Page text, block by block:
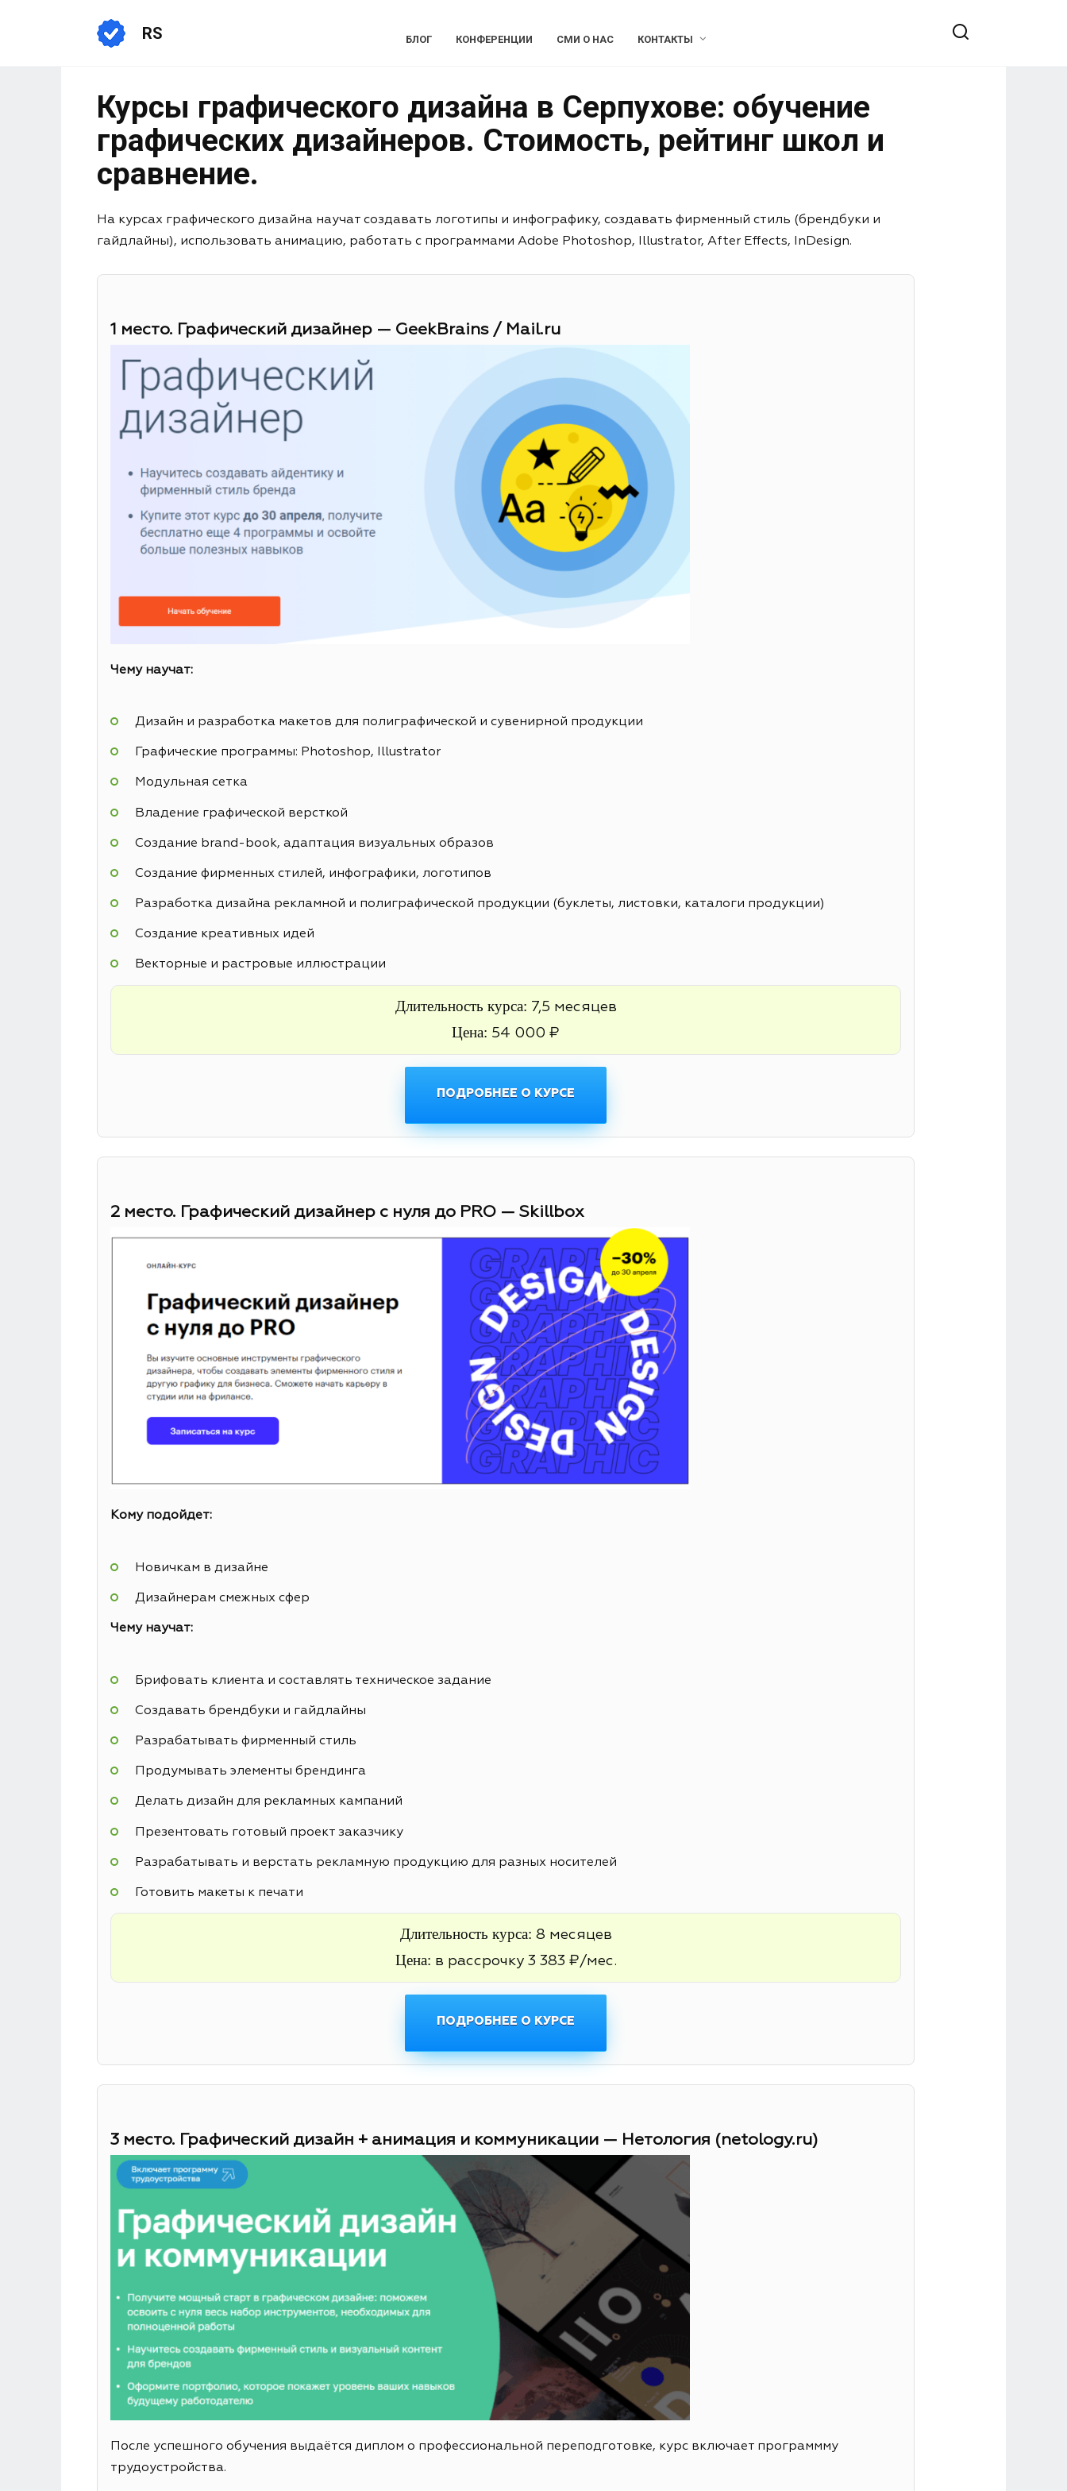
RS БЛОГ КОНФЕРЕНЦИИ СМИ О НАС КОНТАКТЫ
Курсы графического дизайна в Серпухове: обучение
графических дизайнеров. Стоимость, рейтинг школ и
сравнение.
На курсах графического дизайна научат создавать логотипы и инфографику, создавать фирменный стиль (брендбуки и
гайдлайны), использовать анимацию, работать с программами Adobe Photoshop, Illustrator, After Effects, InDesign.
1 место. Графический дизайнер — GeekBrains / Mail.ru
Чему научат:
Дизайн и разработка макетов для полиграфической и сувенирной продукции
Графические программы: Photoshop, Illustrator
Модульная сетка
Владение графической версткой
Создание brand-book, адаптация визуальных образов
Создание фирменных стилей, инфографики, логотипов
Разработка дизайна рекламной и полиграфической продукции (буклеты, листовки, каталоги продукции)
Создание креативных идей
Векторные и растровые иллюстрации
Длительность курса: 7,5 месяцев
Цена: 54 000 ₽
ПОДРОБНЕЕ О КУРСЕ
2 место. Графический дизайнер с нуля до PRO — Skillbox
Кому подойдет:
Новичкам в дизайне
Дизайнерам смежных сфер
Чему научат:
Брифовать клиента и составлять техническое задание
Создавать брендбуки и гайдлайны
Разрабатывать фирменный стиль
Продумывать элементы брендинга
Делать дизайн для рекламных кампаний
Презентовать готовый проект заказчику
Разрабатывать и верстать рекламную продукцию для разных носителей
Готовить макеты к печати
Длительность курса: 8 месяцев
Цена: в рассрочку 3 383 ₽/мес.
ПОДРОБНЕЕ О КУРСЕ
3 место. Графический дизайн + анимация и коммуникации — Нетология (netology.ru)
После успешного обучения выдаётся диплом о профессиональной переподготовке, курс включает программму
трудоустройства.